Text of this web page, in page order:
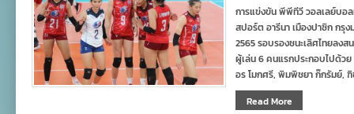
การแข่งขัน พีพีทีวี วอลเลย์บ
สปอร์ต อารีนา เมืองปาซิก กรุ
2565 รอบรองชนะเลิศไทยลง
ผู้เล่น 6 คนแรกประกอบไปด้
อร โมกศรี, พิมพิชยา ก๊กรัมย์,
Read More